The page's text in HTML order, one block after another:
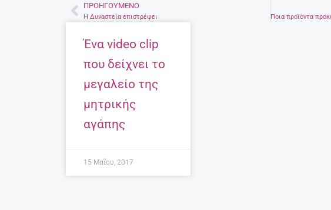
Prev
ΠΡΟΗΓΟΎΜΕΝΟ
Η Δυναστεία επιστρέφει
Ένα video clip
που δείχνει το
μεγαλείο της
μητρικής
αγάπης
15 Μαΐου, 2017